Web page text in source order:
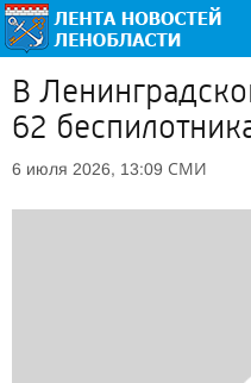
В
62
6 июля 2026, 13:09 СМИ